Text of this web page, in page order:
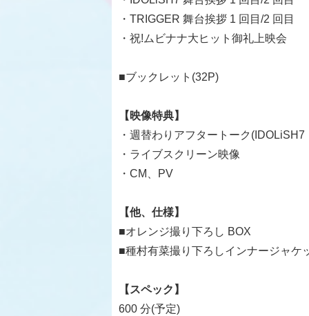
・TRIGGER 舞台挨拶 1 回目/2 回目
・祝!ムビナナ大ヒット御礼上映会
■ブックレット(32P)
【映像特典】
・週替わりアフタートーク
・ライブスクリーン映像
・CM、PV
【他、仕様】
■オレンジ撮り下ろし BOX
■種村有菜撮り下ろしインナージャケ
【スペック】
600 分(予定)